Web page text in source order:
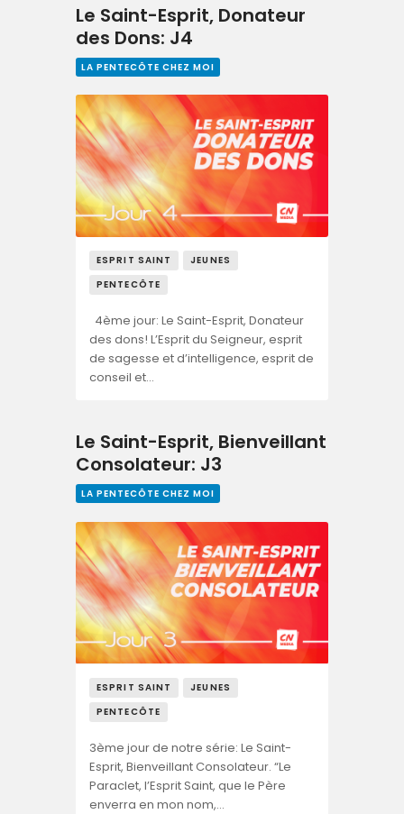
Le Saint-Esprit, Donateur
des Dons: J4
LA PENTECÔTE CHEZ MOI
ESPRIT SAINT
JEUNES
PENTECÔTE
4ème jour: Le Saint-Esprit, Donateur
des dons! L’Esprit du Seigneur, esprit
de sagesse et d’intelligence, esprit de
conseil et…
Le Saint-Esprit, Bienveillant
Consolateur: J3
LA PENTECÔTE CHEZ MOI
ESPRIT SAINT
JEUNES
PENTECÔTE
3ème jour de notre série: Le Saint-
Esprit, Bienveillant Consolateur. “Le
Paraclet, l’Esprit Saint, que le Père
enverra en mon nom,…